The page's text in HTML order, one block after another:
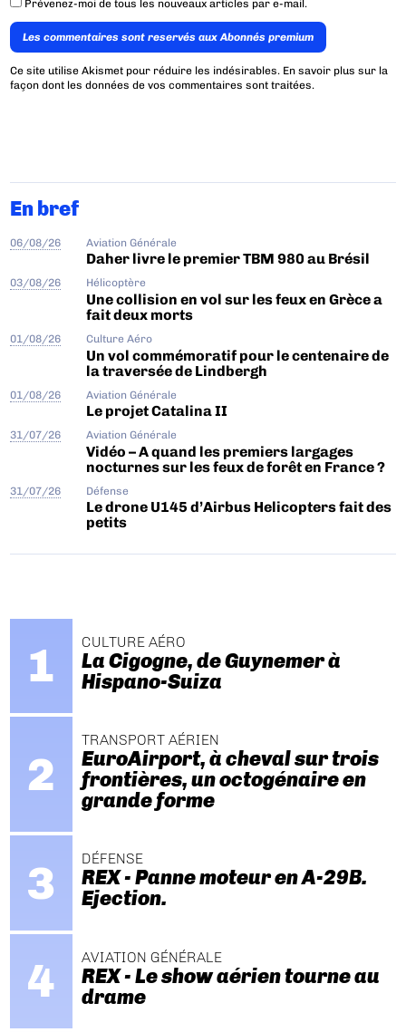
Prévenez-moi de tous les nouveaux articles par e-mail.
Les commentaires sont reservés aux Abonnés premium
Ce site utilise Akismet pour réduire les indésirables. En savoir plus sur la
façon dont les données de vos commentaires sont traitées.
En bref
06/08/26 Aviation Générale
Daher livre le premier TBM 980 au Brésil
03/08/26 Hélicoptère
Une collision en vol sur les feux en Grèce a
fait deux morts
01/08/26 Culture Aéro
Un vol commémoratif pour le centenaire de
la traversée de Lindbergh
01/08/26 Aviation Générale
Le projet Catalina II
31/07/26 Aviation Générale
Vidéo – A quand les premiers largages
nocturnes sur les feux de forêt en France ?
31/07/26 Défense
Le drone U145 d’Airbus Helicopters fait des
petits
CULTURE AÉRO
La Cigogne, de Guynemer à
Hispano-Suiza
TRANSPORT AÉRIEN
EuroAirport, à cheval sur trois
frontières, un octogénaire en
grande forme
DÉFENSE
REX - Panne moteur en A-29B.
Ejection.
AVIATION GÉNÉRALE
REX - Le show aérien tourne au
drame